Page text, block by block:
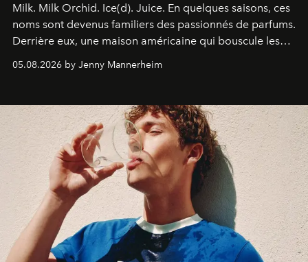
Milk. Milk Orchid. Ice(d). Juice. En quelques saisons, ces
noms sont devenus familiers des passionnés de parfums.
Derrière eux, une maison américaine qui bouscule les
une approche aussi intuitive que personnelle :
05.08.2026 by Jenny Mannerheim